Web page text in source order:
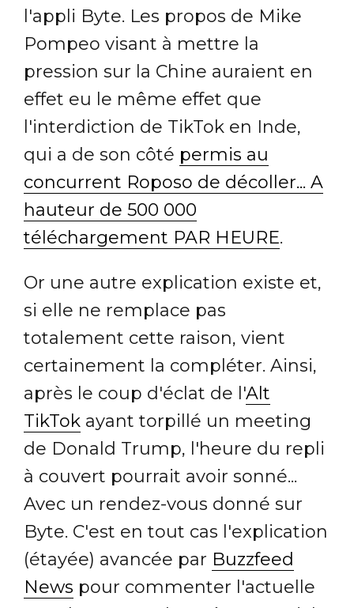
l'appli Byte. Les propos de Mike
Pompeo visant à mettre la
pression sur la Chine auraient en
effet eu le même effet que
l'interdiction de TikTok en Inde,
qui a de son côté permis au
concurrent Roposo de décoller... A
hauteur de 500 000
téléchargement PAR HEURE.
Or une autre explication existe et,
si elle ne remplace pas
totalement cette raison, vient
certainement la compléter. Ainsi,
après le coup d'éclat de l'Alt
TikTok ayant torpillé un meeting
de Donald Trump, l'heure du repli
à couvert pourrait avoir sonné...
Avec un rendez-vous donné sur
Byte. C'est en tout cas l'explication
(étayée) avancée par Buzzfeed
News pour commenter l'actuelle